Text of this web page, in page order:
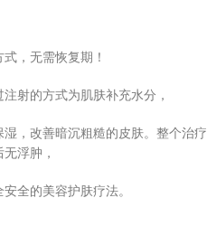
，无需恢复期！
射的方式为肌肤补充水分，
，改善暗沉粗糙的皮肤。整个治疗
浮肿，
全的美容护肤疗法。